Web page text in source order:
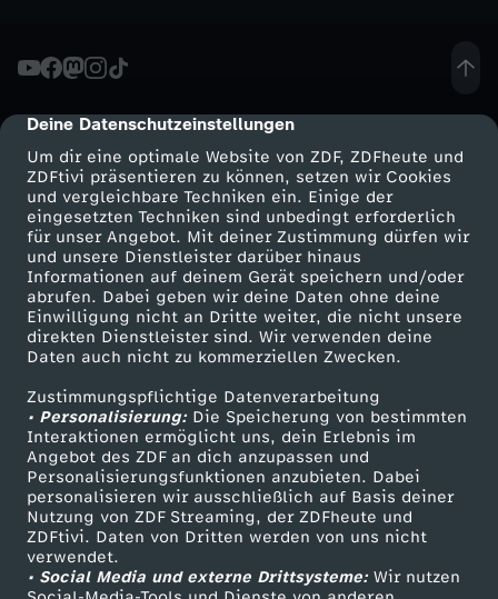
cmp-dialog-description
Deine Datenschutzeinstellungen
Um dir eine optimale Website von ZDF, ZDFheute und
ZDFtivi präsentieren zu können, setzen wir Cookies
und vergleichbare Techniken ein. Einige der
eingesetzten Techniken sind unbedingt erforderlich
für unser Angebot. Mit deiner Zustimmung dürfen wir
und unsere Dienstleister darüber hinaus
Informationen auf deinem Gerät speichern und/oder
abrufen. Dabei geben wir deine Daten ohne deine
Einwilligung nicht an Dritte weiter, die nicht unsere
direkten Dienstleister sind. Wir verwenden deine
Daten auch nicht zu kommerziellen Zwecken.
Zustimmungspflichtige Datenverarbeitung
• Personalisierung:Die Speicherung von bestimmten
Interaktionen ermöglicht uns, dein Erlebnis im
Angebot des ZDF an dich anzupassen und
Personalisierungsfunktionen anzubieten. Dabei
personalisieren wir ausschließlich auf Basis deiner
Nutzung von ZDF Streaming, der ZDFheute und
ZDFtivi. Daten von Dritten werden von uns nicht
verwendet.
• Social Media und externe Drittsysteme:Wir nutzen
u
n
d
d
i
e
M
o
n
d
Mehr ZDF
ZDF-Apps
Smart TV
ZDFtext
Livestreams
Sendungen A-Z
TV-Programm
Service
ZDFmitreden
Kontakt zum ZDF
Tickets
Zuschauerservice
Hilfe
ZDF Unternehmen